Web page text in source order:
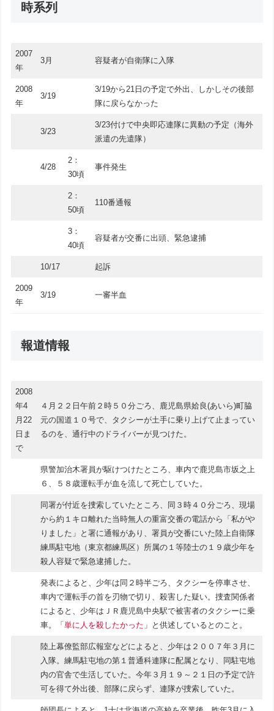
時系列
2007
年
3月 容疑者が自衛隊に入隊
2008
年
3/19
3/19から21日の予定で外出、しかしその後部
隊に戻らなかった
3/23
3/23付けで中央即応連隊に異動の予定（海外
派遣の先遣隊）
4/28
2：
30頃
事件発生
2：
50頃
110番通報
3：
40頃
容疑者が交番に出頭、緊急逮捕
10/17 起訴
2009
年
3/19 一審半血
報道情報
2008
年4
月22
日ま
で
４月２２日午前２時５０分ごろ、鹿児島県姶良(あいら)町脇
元の国道１０号で、タクシーが土手に乗り上げて止まってい
るのを、通行中のドライバーが見つけた。
県警加治木署員が駆けつけたところ、車内で鹿児島市坂之上
６、５８歳運転手が血を流して死亡していた。
同署が付近を捜索していたところ、同３時４０分ごろ、現場
から約１キロ離れた当時無人の重富交番の電話から「私がや
りました」と署に通報があり、署員が交番にいた陸上自衛隊
練馬駐屯地（東京都練馬区）所属の１等陸士の１９歳少年を
殺人容疑で緊急逮捕した。
発表によると、少年は同２時半ごろ、タクシーを停車させ、
車内で運転手の首を刃物で切り、殺害した疑い。捜査関係者
によると、少年はＪＲ鹿児島中央駅で被害者のタクシーに乗
車。「 単に人を殺したかった 」と供述しているとのこと。
陸上幕僚監部広報室などによると、少年は２００７年３月に
入隊。練馬駐屯地の第１普通科連隊に配属となり、同駐屯地
内の官舎で生活していた。今年３月１９～２１日の予定で許
可を得て外出後、部隊に戻らず、連隊が捜索していた。